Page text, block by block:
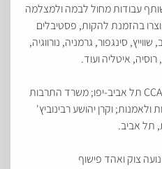
עבודות מחול לבמה ולמצלמה
ונוצרו בהזמנת להקות, פסטיבלים
סינגפור, גרמניה, נורווגיה,
איטליה ועוד.
נוצרה בתמיכתם של CCA תל אביב-יפו; משרד התרבות
וקרן יהושע רבינוביץ'
תל אביב.
נועה צוק ואהד פישוף